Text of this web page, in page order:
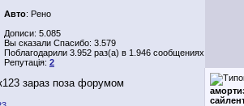
Авто: Рено
Дописи: 5.085
Вы сказали Спасибо: 3.579
Поблагодарили 3.952 раз(а) в 1.946 сообщениях
Репутація: 2